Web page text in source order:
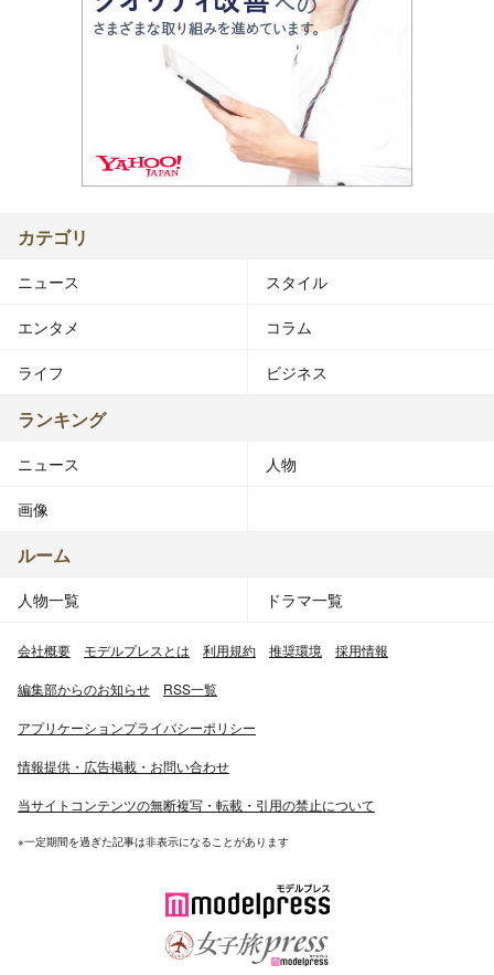
カテゴリ
ニュース スタイル
エンタメ コラム
ライフ ビジネス
ランキング
ニュース 人物
画像
ルーム
人物一覧 ドラマ一覧
会社概要 モデルプレスとは 利用規約 推奨環境 採用情報
編集部からのお知らせ RSS一覧
アプリケーションプライバシーポリシー
情報提供・広告掲載・お問い合わせ
当サイトコンテンツの無断複写・転載・引用の禁止について
※一定期間を過ぎた記事は非表示になることがあります